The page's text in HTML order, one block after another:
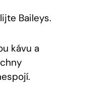
Baileys.
kávu a